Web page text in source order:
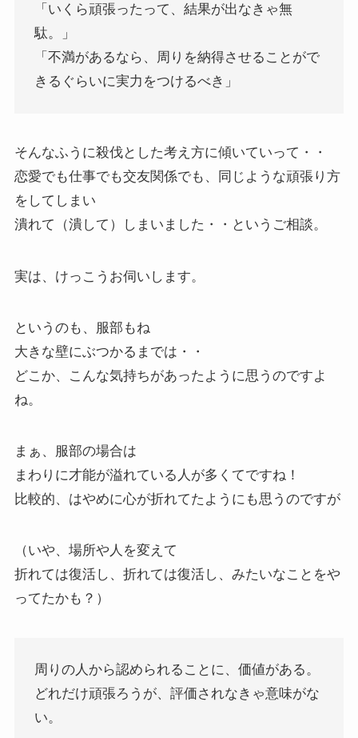
「いくら頑張ったって、結果が出なきゃ無
駄。」
「不満があるなら、周りを納得させることがで
きるぐらいに実力をつけるべき」
そんなふうに殺伐とした考え方に傾いていって・・
恋愛でも仕事でも交友関係でも、同じような頑張り方
をしてしまい
潰れて（潰して）しまいました・・というご相談。
実は、けっこうお伺いします。
というのも、服部もね
大きな壁にぶつかるまでは・・
どこか、こんな気持ちがあったように思うのですよ
ね。
まぁ、服部の場合は
まわりに才能が溢れている人が多くてですね！
比較的、はやめに心が折れてたようにも思うのですが
（いや、場所や人を変えて
折れては復活し、折れては復活し、みたいなことをや
ってたかも？）
周りの人から認められることに、価値がある。
どれだけ頑張ろうが、評価されなきゃ意味がな
い。